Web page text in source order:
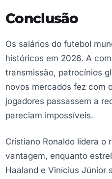
Conclusão
Os salários do futebol
históricos em 2026. A
transmissão, patrocínios
novos mercados fez com
jogadores passassem a
pareciam impossíveis.
Cristiano Ronaldo lidera o
vantagem, enquanto
Haaland e Vinícius Júnior